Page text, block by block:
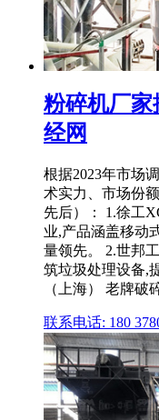
粉碎机厂家
经网
根据2023年市场
术实力、市场份
先后）： 1.徐工
业,产品涵盖移动
量领先。 2.世邦
筑垃圾处理设备,
（上海） 老牌破
联系电话: 180